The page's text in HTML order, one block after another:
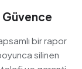
Güvence
bir rapor
silinen